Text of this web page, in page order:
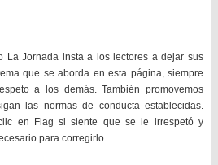
La Jornada insta a los lectores a dejar sus
que se aborda en esta página, siempre
a los demás. También promovemos
las normas de conducta establecidas.
en Flag si siente que se le irrespetó y
para corregirlo.